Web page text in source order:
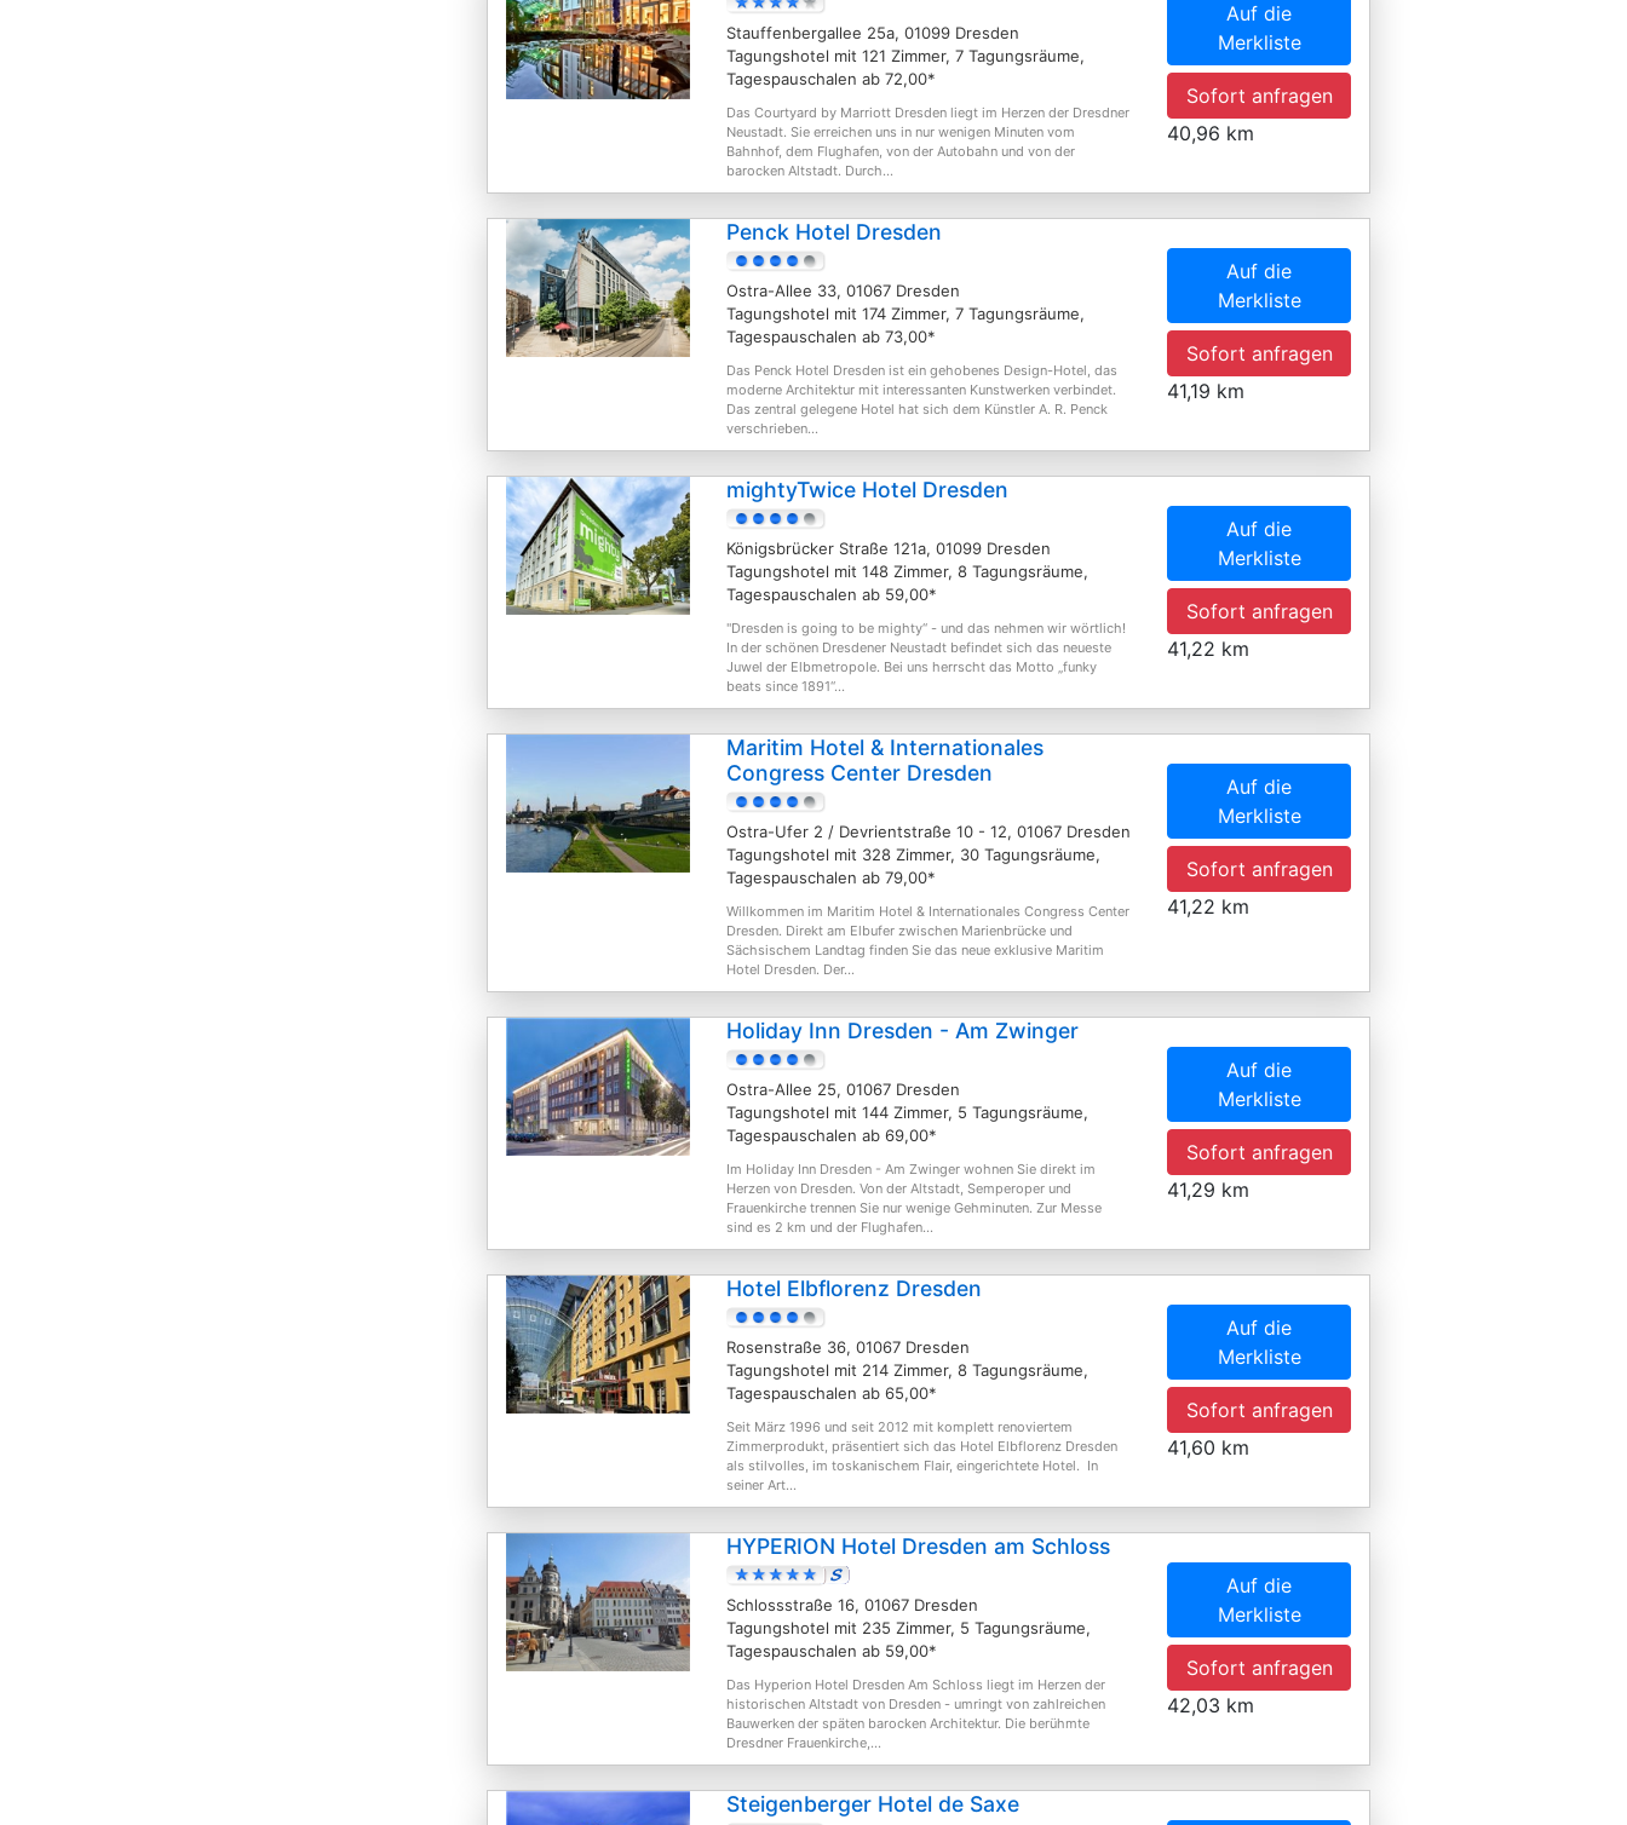
Stauffenbergallee 25a, 01099 Dresden
Tagungshotel mit 121 Zimmer, 7 Tagungsräume,
Tagespauschalen ab 72,00*
Das Courtyard by Marriott Dresden liegt im Herzen der Dresdner
Neustadt. Sie erreichen uns in nur wenigen Minuten vom
Bahnhof, dem Flughafen, von der Autobahn und von der
barocken Altstadt. Durch...
Auf die
Merkliste
Sofort anfragen
40,96 km
Penck Hotel Dresden
Ostra-Allee 33, 01067 Dresden
Tagungshotel mit 174 Zimmer, 7 Tagungsräume,
Tagespauschalen ab 73,00*
Das Penck Hotel Dresden ist ein gehobenes Design-Hotel, das
moderne Architektur mit interessanten Kunstwerken verbindet.
Das zentral gelegene Hotel hat sich dem Künstler A. R. Penck
verschrieben...
Auf die
Merkliste
Sofort anfragen
41,19 km
mightyTwice Hotel Dresden
Königsbrücker Straße 121a, 01099 Dresden
Tagungshotel mit 148 Zimmer, 8 Tagungsräume,
Tagespauschalen ab 59,00*
"Dresden is going to be mighty“ - und das nehmen wir wörtlich!
In der schönen Dresdener Neustadt befindet sich das neueste
Juwel der Elbmetropole. Bei uns herrscht das Motto „funky
beats since 1891“...
Auf die
Merkliste
Sofort anfragen
41,22 km
Maritim Hotel & Internationales
Congress Center Dresden
Ostra-Ufer 2 / Devrientstraße 10 - 12, 01067 Dresden
Tagungshotel mit 328 Zimmer, 30 Tagungsräume,
Tagespauschalen ab 79,00*
Willkommen im Maritim Hotel & Internationales Congress Center
Dresden. Direkt am Elbufer zwischen Marienbrücke und
Sächsischem Landtag finden Sie das neue exklusive Maritim
Hotel Dresden. Der...
Auf die
Merkliste
Sofort anfragen
41,22 km
Holiday Inn Dresden - Am Zwinger
Ostra-Allee 25, 01067 Dresden
Tagungshotel mit 144 Zimmer, 5 Tagungsräume,
Tagespauschalen ab 69,00*
Im Holiday Inn Dresden - Am Zwinger wohnen Sie direkt im
Herzen von Dresden. Von der Altstadt, Semperoper und
Frauenkirche trennen Sie nur wenige Gehminuten. Zur Messe
sind es 2 km und der Flughafen...
Auf die
Merkliste
Sofort anfragen
41,29 km
Hotel Elbflorenz Dresden
Rosenstraße 36, 01067 Dresden
Tagungshotel mit 214 Zimmer, 8 Tagungsräume,
Tagespauschalen ab 65,00*
Seit März 1996 und seit 2012 mit komplett renoviertem
Zimmerprodukt, präsentiert sich das Hotel Elbflorenz Dresden
als stilvolles, im toskanischem Flair, eingerichtete Hotel. In
seiner Art...
Auf die
Merkliste
Sofort anfragen
41,60 km
HYPERION Hotel Dresden am Schloss
Schlossstraße 16, 01067 Dresden
Tagungshotel mit 235 Zimmer, 5 Tagungsräume,
Tagespauschalen ab 59,00*
Das Hyperion Hotel Dresden Am Schloss liegt im Herzen der
historischen Altstadt von Dresden - umringt von zahlreichen
Bauwerken der späten barocken Architektur. Die berühmte
Dresdner Frauenkirche,...
Auf die
Merkliste
Sofort anfragen
42,03 km
Steigenberger Hotel de Saxe